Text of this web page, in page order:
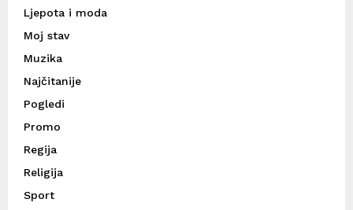
Ljepota i moda
Moj stav
Muzika
Najčitanije
Pogledi
Promo
Regija
Religija
Sport